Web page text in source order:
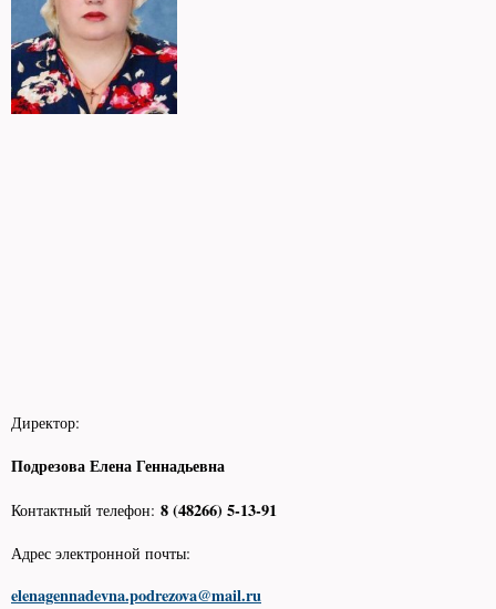
Директор:
Подрезова Елена Геннадьевна
Контактный телефон: 8 (48266) 5-13-91
Адрес электронной почты:
elenagennadevna.podrezova@mail.ru